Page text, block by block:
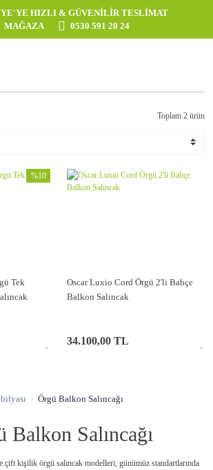
HIZLI & GÜVENİLİR TESLİMAT
MAĞAZA
0530 591 20 24
Toplam 2 ürün
Tek
%10
Oscar Luxio Cord Örgü 2'li Bahçe
Balkon Salıncak
34.100,00 TL
Örgü Balkon Salıncağı
Balkon Salıncağı
çift kişilik örgü salıncak modelleri, günümüz standartlarında